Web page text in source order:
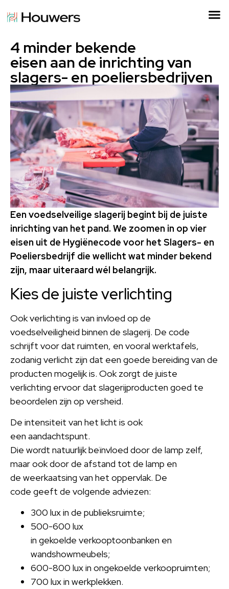
4 minder bekende
eisen aan de inrichting van
slagers- en poeliersbedrijven
Een voedselveilige slagerij begint bij de juiste
inrichting van het pand. We zoomen in op vier
eisen uit de Hygiënecode voor het Slagers- en
Poeliersbedrijf die wellicht wat minder bekend
zijn, maar uiteraard wél belangrijk.
Kies de juiste verlichting
Ook verlichting is van invloed op de
voedselveiligheid binnen de slagerij. De code
schrijft voor dat ruimten, en vooral werktafels,
zodanig verlicht zijn dat een goede bereiding van de
producten mogelijk is. Ook zorgt de juiste
verlichting ervoor dat slagerijproducten goed te
beoordelen zijn op versheid.
De intensiteit van het licht is ook
een aandachtspunt.
Die wordt natuurlijk beïnvloed door de lamp zelf,
maar ook door de afstand tot de lamp en
de weerkaatsing van het oppervlak. De
code geeft de volgende adviezen:
300 lux in de publieksruimte;
500-600 lux
in gekoelde verkooptoonbanken en
wandshowmeubels;
600-800 lux in ongekoelde verkoopruimten;
700 lux in werkplekken.